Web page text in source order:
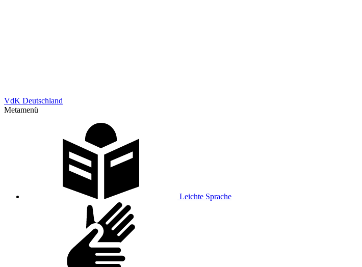
VdK Deutschland
Metamenü
Leichte Sprache